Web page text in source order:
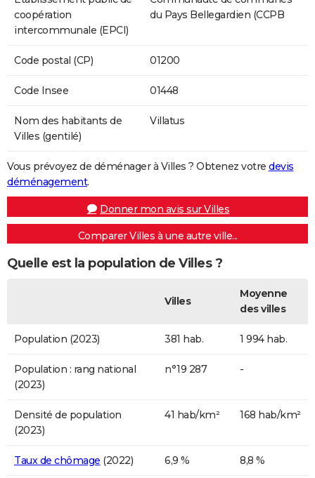
coopération
intercommunale (EPCI)
du Pays Bellegardien (CCPB
Code postal (CP) 01200
Code Insee 01448
Nom des habitants de
Villes (gentilé)
Villatus
Vous prévoyez de déménager à Villes ? Obtenez votre devis
déménagement.
Donner mon avis sur Villes
Comparer Villes à une autre ville...
Quelle est la population de Villes ?
Villes
Moyenne
des villes
Population (2023) 381 hab. 1 994 hab.
Population : rang national
(2023)
n°19 287 -
Densité de population
(2023)
41 hab/km² 168 hab/km²
Taux de chômage (2022) 6,9 % 8,8 %